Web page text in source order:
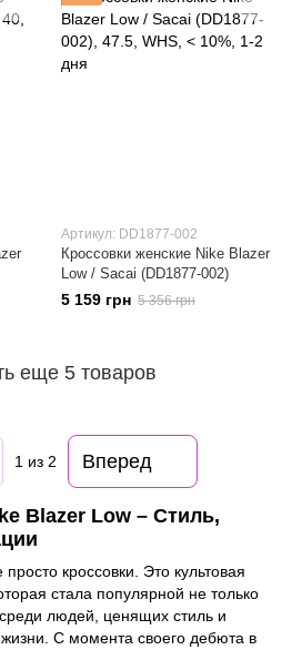
Артикул: DD1877-002
Кроссовки женские Nike Blazer
Low / Sacai (DD1877-002)
5 159 грн 5 356 грн
еще 5 товаров
1 из 2 Вперед
Blazer Low – Стиль,
кроссовки. Это культовая
стала популярной не только
людей, ценящих стиль и
С момента своего дебюта в